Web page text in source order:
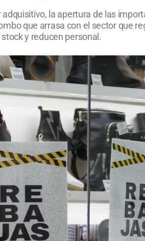
adquisitivo, la apertura de las
que arrasa con el sector que
y reducen personal.